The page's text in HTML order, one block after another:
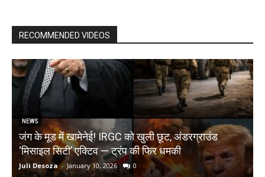
RECOMMENDED VIDEOS
NEWS
जंग के मूड में खामेनेई! IRGC को खुली छूट, अंडरग्राउंड
‘मिसाइल सिटी’ एक्टिव — ट्रंप की फिर धमकी
Juli Desoza - January 10, 2026 0